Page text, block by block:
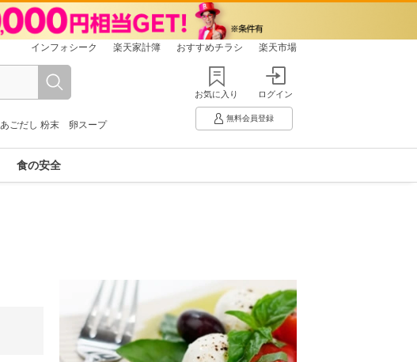
インフォシーク 楽天家計簿 おすすめチラシ 楽天市場
あごだし 粉末 卵スープ
お気に入り ログイン
無料会員登録
食の安全